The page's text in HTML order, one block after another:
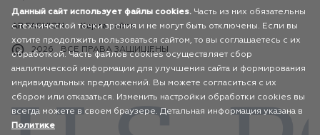
2026 ВСЕ ПРАВА ЗАЩИЩЕНЫ
AR FASHION Карта сайта
Данный сайт использует файлы cookies. Часть из них обязательны
с технической точки зрения и не могут быть отключены. Если вы
хотите продолжить пользоваться сайтом, то вы соглашаетесь с их
обработкой. Часть файлов cookies осуществляет сбор
аналитической информации для улучшения сайта и формирования
индивидуальных предложений. Вы можете согласиться с их
сбором или отказаться. Изменить настройки обработки cookies вы
всегда можете в своем браузере. Детальная информация указана в
Политике